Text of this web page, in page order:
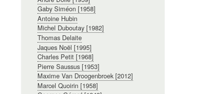
Gaby Siméon [1958]
Antoine Hubin
Michel Duboutay [1982]
Thomas Delaite
Jaques Noël [1995]
Charles Petit [1968]
Pierre Saussus [1953]
Maxime Van Droogenbroek [2012]
Marcel Quoirin [1958]